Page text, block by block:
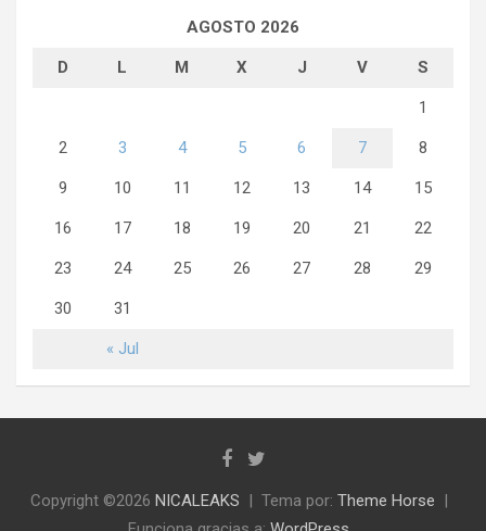
AGOSTO 2026
D L M X J V S
« Jul
1
2 3 4 5 6 7 8
9 10 11 12 13 14 15
16 17 18 19 20 21 22
23 24 25 26 27 28 29
30 31
Copyright ©2026 NICALEAKS Tema por: Theme Horse